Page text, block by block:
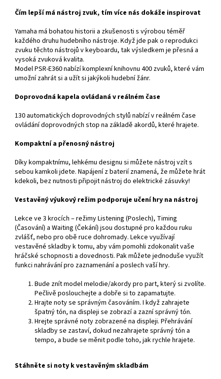
Čím lepší má nástroj zvuk, tím více nás dokáže inspirovat
Yamaha má bohatou historii a zkušenosti s výrobou téměř
každého druhu hudebního nástroje. Když jde pak o reprodukci
zvuku těchto nástrojů v keyboardu, tak výsledkem je přesná a
vysoká zvuková kvalita.
Model PSR-E360 nabízí komplexní knihovnu 400 zvuků, které vám
umožní zahrát si a užít si jakýkoli hudební žánr.
Doprovodná kapela ovládaná v reálném čase
130 automatických doprovodných stylů nabízí v reálném čase
ovládání doprovodných stop na základě akordů, které hrajete.
Kompaktní a přenosný nástroj
Díky kompaktnímu, lehkému designu si můžete nástroj vzít s
sebou kamkoli jdete. Napájení z baterií znamená, že můžete hrát
kdekoli, bez nutnosti připojit nástroj do elektrické zásuvky!
Vestavěný výukový režim podporuje učení hry na nástroj
Lekce ve 3 krocích – režimy Listening (Poslech), Timing
(Časování) a Waiting (Čekání) jsou dostupné pro každou ruku
zvlášť, nebo pro obě ruce dohromady. Lekce využívají
vestavěné skladby k tomu, aby vám pomohli zdokonalit vaše
hráčské schopnosti a dovednosti. Pak můžete jednoduše využít
funkci nahrávání pro zaznamenání a poslech vaší hry.
Bude znít model melodie/akordy pro part, který si zvolíte.
Pečlivě poslouchejte a dobře si to zapamatujte.
Hrajte noty se správným časováním. I když zahrajete
špatný tón, na displeji se zobrazí a zazní správný tón.
Hrejte správné noty zobrazené na displeji. Přehrávání
skladby se zastaví, dokud nezahrajete správný tón a
tempo, a bude se měnit podle toho, jak rychle hrajete.
Stáhněte si noty k vestavěným skladbám